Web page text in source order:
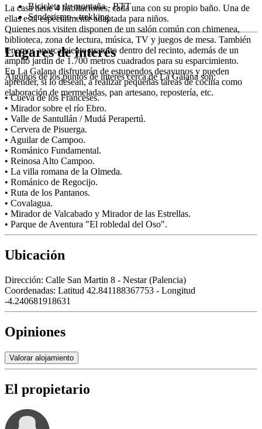
La casa tiene 4 habitaciones, cada una con su propio baño. Una de
ellas está especialmente adaptada para niños.
Quienes nos visiten disponen de un salón común con chimenea,
biblioteca, zona de lectura, música, TV y juegos de mesa. También
tenemos aparcamiento gratuito dentro del recinto, además de un
amplio jardín de 1.700 metros cuadrados para su esparcimiento.
En La Galana disfrutarán de estupendos desayunos y pueden
aprender, si lo desean, a realizar pequeñas tareas de cocina como
elaboración de mermeladas, pan artesano, repostería, etc.
Bicicleta de montaña - BTT
Senderismo - trekking
Lugares de interés
Algunos de los puntos de interés cerca de La Galana son:
• Cueva de los Franceses.
• Mirador sobre el río Ebro.
• Valle de Santullán / Mudá Perapertú.
• Cervera de Pisuerga.
• Aguilar de Campoo.
• Románico Fundamental.
• Reinosa Alto Campoo.
• La villa romana de la Olmeda.
• Románico de Regocijo.
• Ruta de los Pantanos.
• Covalagua.
• Mirador de Valcabado y Mirador de las Estrellas.
• Parque de Aventura "El robledal del Oso".
Ubicación
Dirección: Calle San Martin 8 - Nestar (Palencia)
Coordenadas: Latitud 42.841188367753 - Longitud
-4.240681918631
Opiniones
Valorar alojamiento
El propietario